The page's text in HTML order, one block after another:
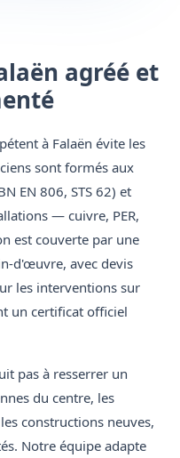
agréé et
à Falaën évite les
sont formés aux
EN 806, STS 62) et
— cuivre, PER,
est couverte par une
d'œuvre, avec devis
les interventions sur
un certificat officiel
pas à resserrer un
du centre, les
constructions neuves,
Notre équipe adapte